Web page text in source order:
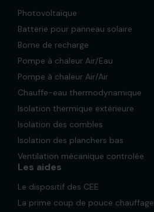
Photovoltaïque
Batterie pour panneau solaire
Borne de recharge
Pompe à chaleur Air/Eau
Pompe à chaleur Air/Air
Chauffe-eau thermodynamique
Isolation thermique extérieure
Isolation des combles
Isolation des planchers bas
Ventilation mécanique controlée
Les aides
Le dispositif des CEE
La prime coup de pouce chauffage